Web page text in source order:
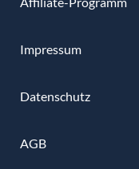
Impressum
Datenschutz
AGB